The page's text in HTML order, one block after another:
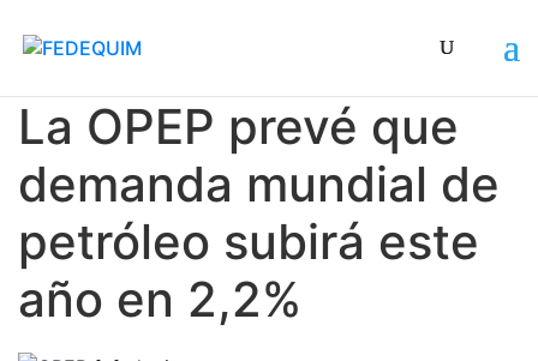
La OPEP prevé que
demanda mundial de
petróleo subirá este
año en 2,2%